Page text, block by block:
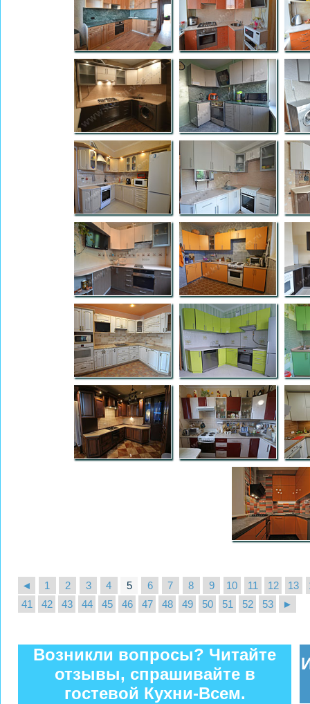
◄ 1 2 3 4 5 6 7 8 9 10 11 12 13
41
42 43 44 45 46 47 48 49 50 51 52 53 ►
Возникли вопросы? Читайте
отзывы, спрашивайте в
гостевой Кухни-Всем.